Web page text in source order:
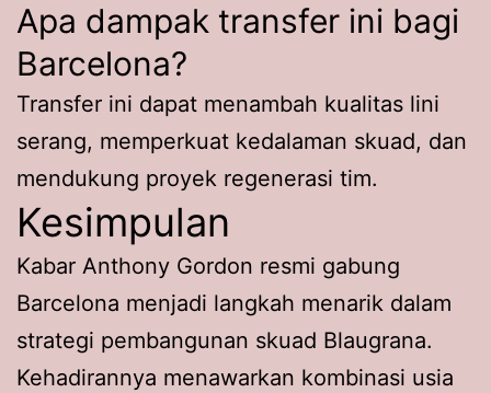
Apa dampak transfer ini bagi
Barcelona?
Transfer ini dapat menambah kualitas lini
serang, memperkuat kedalaman skuad, dan
mendukung proyek regenerasi tim.
Kesimpulan
Kabar Anthony Gordon resmi gabung
Barcelona menjadi langkah menarik dalam
strategi pembangunan skuad Blaugrana.
Kehadirannya menawarkan kombinasi usia